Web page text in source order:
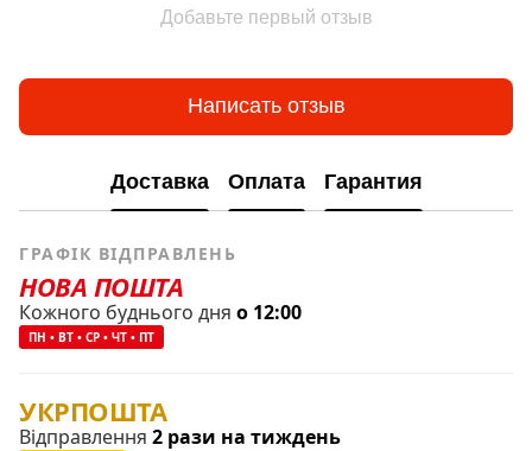
Добавьте первый отзыв
Написать отзыв
Доставка Оплата Гарантия
ГРАФІК ВІДПРАВЛЕНЬ
НОВА ПОШТА
Кожного буднього дня о 12:00
ПН • ВТ • СР • ЧТ • ПТ
УКРПОШТА
Відправлення 2 рази на тиждень